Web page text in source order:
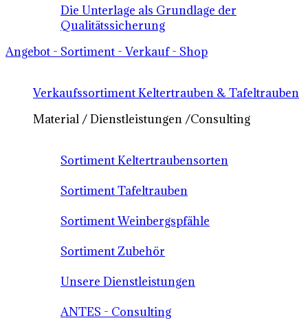
Die Unterlage als Grundlage der
Qualitätssicherung
Angebot - Sortiment - Verkauf - Shop
Verkaufssortiment Keltertrauben & Tafeltrauben
Material / Dienstleistungen /Consulting
Sortiment Keltertraubensorten
Sortiment Tafeltrauben
Sortiment Weinbergspfähle
Sortiment Zubehör
Unsere Dienstleistungen
ANTES - Consulting